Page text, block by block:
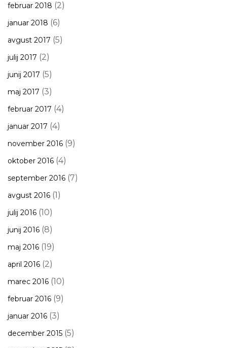
februar 2018 (2)
januar 2018 (6)
avgust 2017 (5)
julij 2017 (2)
junij 2017 (5)
maj 2017 (3)
februar 2017 (4)
januar 2017 (4)
november 2016 (9)
oktober 2016 (4)
september 2016 (7)
avgust 2016 (1)
julij 2016 (10)
junij 2016 (8)
maj 2016 (19)
april 2016 (2)
marec 2016 (10)
februar 2016 (9)
januar 2016 (3)
december 2015 (5)